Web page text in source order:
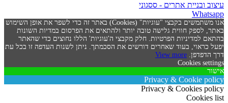
עיצוב ובניית אתרים - ססגוני
Whatsapp
אנו משתמשים בקבצי "עוגיות" (Cookies) באתר זה כדי לשפר את אופן השימוש
באתר, לספק חווית גלישה טובה יותר ולהתאים את הפרסום במדיות השונות
בהתאם למדיניות הפרטיות. חלק מקבצי ה'עוגיות' הללו נחוצים כדי שהאתר
יפעל כראוי, בעוד שאחרים דורשים את הסכמתך. ניתן לשנות העדפה זו בכל עת
דרך הדפדפן. View more
Cookies settings
אישור
Privacy & Cookie policy
Privacy & Cookies policy
Cookies list